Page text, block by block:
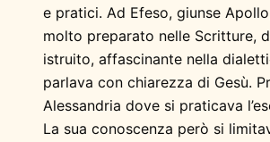
e pratici. Ad Efeso, giunse
molto preparato nelle Scritture,
istruito, affascinante nella
parlava con chiarezza di Gesù.
Alessandria dove si praticava
La sua conoscenza però si